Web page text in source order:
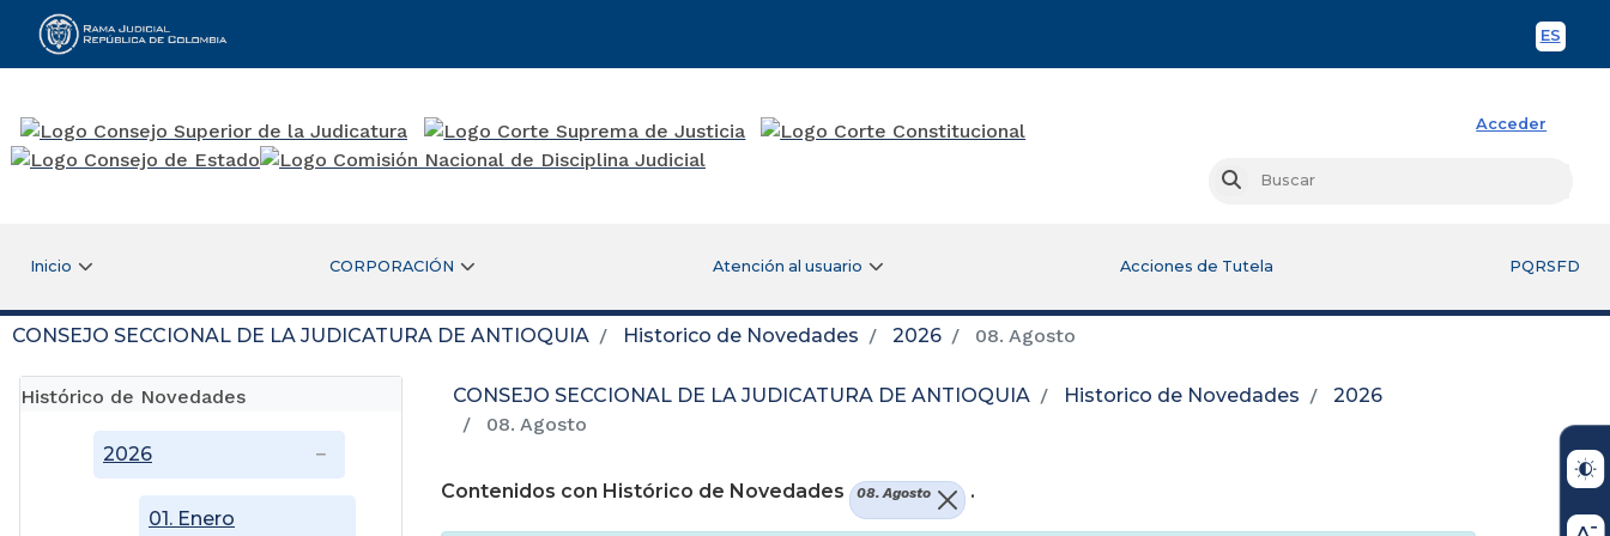
ES
Rama Judicial
Acceder
Buscar
Inicio CORPORACIÓN Atención al usuario Acciones de Tutela PQRSFD
CONSEJO SECCIONAL DE LA JUDICATURA DE ANTIOQUIA Historico de Novedades 2026 08. Agosto
Histórico de Novedades
2026
01. Enero
CONSEJO SECCIONAL DE LA JUDICATURA DE ANTIOQUIA Historico de Novedades
2026
08. Agosto
Contenidos con Histórico de Novedades 08. Agosto .